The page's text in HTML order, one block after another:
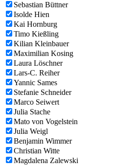
Sebastian Büttner
Isolde Hien
Kai Hornburg
Timo Kießling
Kilian Kleinbauer
Maximilian Kosing
Laura Löschner
Lars-C. Reiher
Yannic Sames
Stefanie Schneider
Marco Seiwert
Julia Stache
Mato von Vogelstein
Julia Weigl
Benjamin Wimmer
Christian Witte
Magdalena Zalewski